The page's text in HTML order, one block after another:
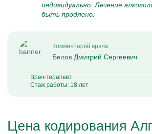
индивидуально. Лечение
быть продлено.
Комментарий врача:
Белов Дмитрий Сергеевич
Врач-терапевт
Стаж работы: 18 лет
Цена кодирования